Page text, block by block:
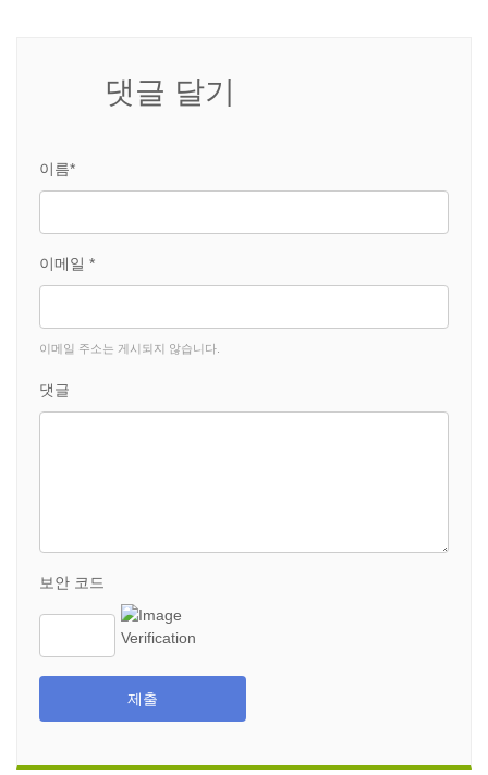
댓글 달기
이름*
이메일 *
이메일 주소는 게시되지 않습니다.
댓글
보안 코드
제출